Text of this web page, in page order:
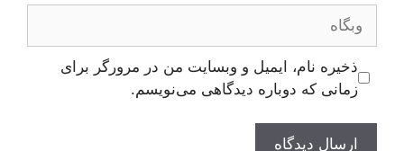
وبگاه
ذخیره نام، ایمیل و وبسایت من در مرورگر برای
زمانی که دوباره دیدگاهی می‌نویسم.